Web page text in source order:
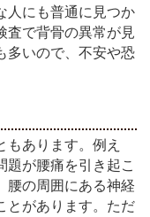
人にも普通に見つか
査で背骨の異常が見
多いので、不安や恐
もあります。例え
題が腰痛を引き起こ
腰の周囲にある神経
とがあります。ただ